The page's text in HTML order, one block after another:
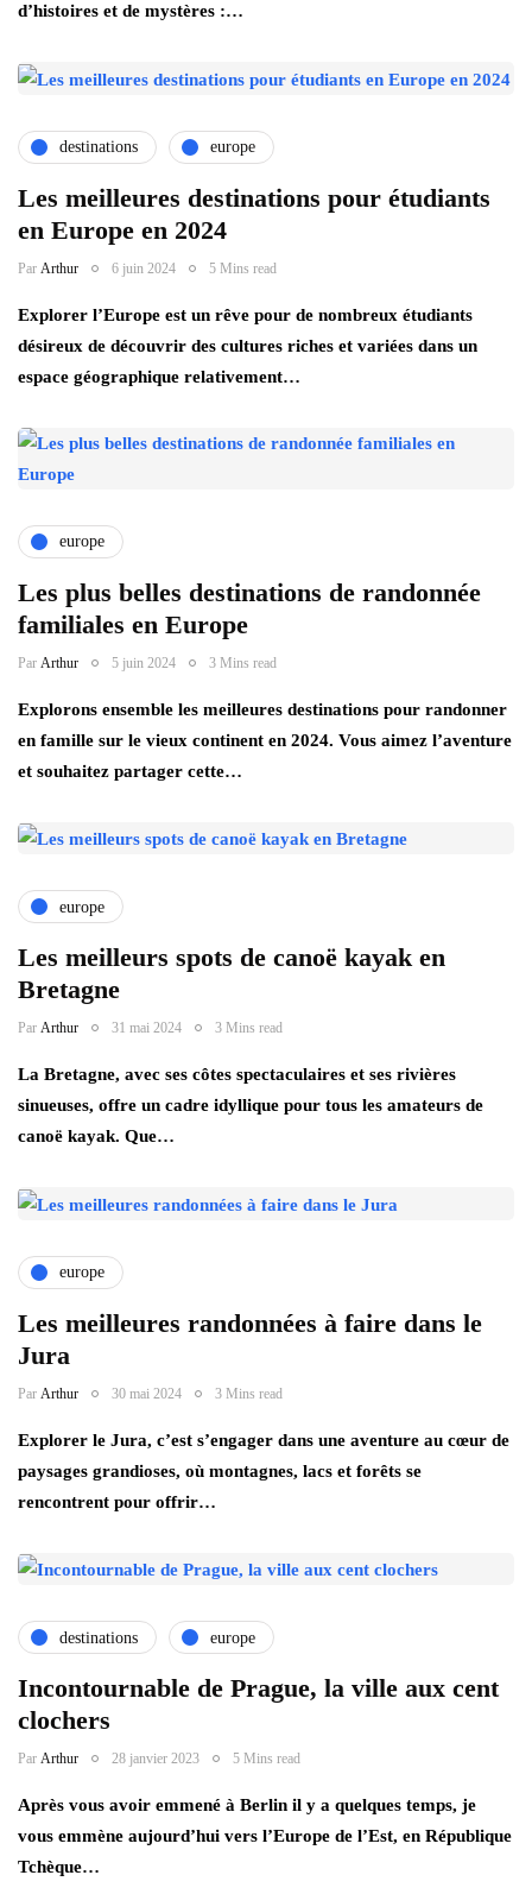
d’histoires et de mystères :…
destinations europe
Les meilleures destinations pour étudiants
en Europe en 2024
Par Arthur 6 juin 2024 5 Mins read
Explorer l’Europe est un rêve pour de nombreux étudiants
désireux de découvrir des cultures riches et variées dans un
espace géographique relativement…
europe
Les plus belles destinations de randonnée
familiales en Europe
Par Arthur 5 juin 2024 3 Mins read
Explorons ensemble les meilleures destinations pour randonner
en famille sur le vieux continent en 2024. Vous aimez l’aventure
et souhaitez partager cette…
europe
Les meilleurs spots de canoë kayak en
Bretagne
Par Arthur 31 mai 2024 3 Mins read
La Bretagne, avec ses côtes spectaculaires et ses rivières
sinueuses, offre un cadre idyllique pour tous les amateurs de
canoë kayak. Que…
europe
Les meilleures randonnées à faire dans le
Jura
Par Arthur 30 mai 2024 3 Mins read
Explorer le Jura, c’est s’engager dans une aventure au cœur de
paysages grandioses, où montagnes, lacs et forêts se
rencontrent pour offrir…
destinations europe
Incontournable de Prague, la ville aux cent
clochers
Par Arthur 28 janvier 2023 5 Mins read
Après vous avoir emmené à Berlin il y a quelques temps, je
vous emmène aujourd’hui vers l’Europe de l’Est, en République
Tchèque…